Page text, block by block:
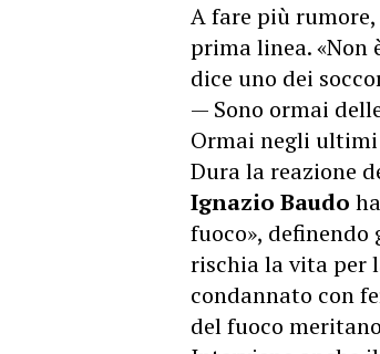
A fare più
prima linea.
dice uno dei
— Sono ormai
Ormai negli ultimi
Dura la reazione
Ignazio Baudo
fuoco»,
rischia la vita per
condannato con
del fuoco